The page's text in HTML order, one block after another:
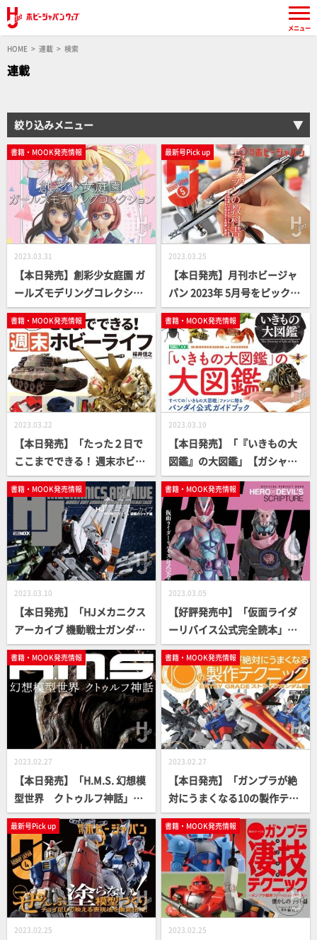
HOME 連載 検索
連載
絞り込みメニュー
書籍・MOOK発売情報
2023.03.31
【本日発売】創彩少女庭園 ガ
ールズモデリングコレクショ
ン【女の子プラキット】
最新号Pick up
2023.03.25
【本日発売】月刊ホビージャ
パン 2023年 5月号をピックア
ップ！
書籍・MOOK発売情報
2023.03.22
【本日発売】「たった２日で
ここまでできる！ 週末ホビー
ライフ」【桜井信之】
書籍・MOOK発売情報
2023.03.10
【本日発売】「『いきもの大
図鑑』の大図鑑」【ガシャポ
ン】
書籍・MOOK発売情報
2023.03.10
【本日発売】「HJメカニクス
アーカイブ 機動戦士ガンダム
逆襲のシャア編」【逆シャ
ア】
書籍・MOOK発売情報
2023.03.05
【好評発売中】「仮面ライダ
ーリバイス公式完全読本」
【仮面ライダー】
書籍・MOOK発売情報
2023.02.27
【本日発売】「H.M.S. 幻想模
型世界 クトゥルフ神話」
【立体造形ムック】
書籍・MOOK発売情報
2023.02.27
【本日発売】「ガンプラが絶
対にうまくなる10の製作テク
ニック ENTRY GRADE ストラ
イクガンダム編」【How T
o】
最新号Pick up
2023.02.25
書籍・MOOK発売情報
2023.02.25
メニュー